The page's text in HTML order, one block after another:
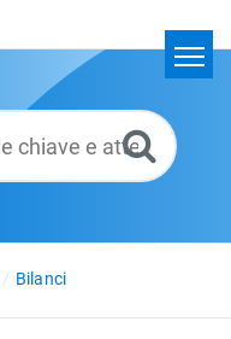
Bilanci